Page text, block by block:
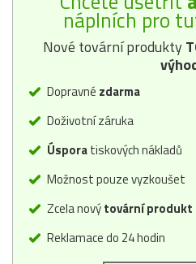
náplních pro
Nové tovární produkty
Dopravné zdarma
Doživotní záruka
Úsporatiskových nákladů
Možnost pouze vyzkoušet
Zcela novýtovární produkt
Reklamace do 24 hodin